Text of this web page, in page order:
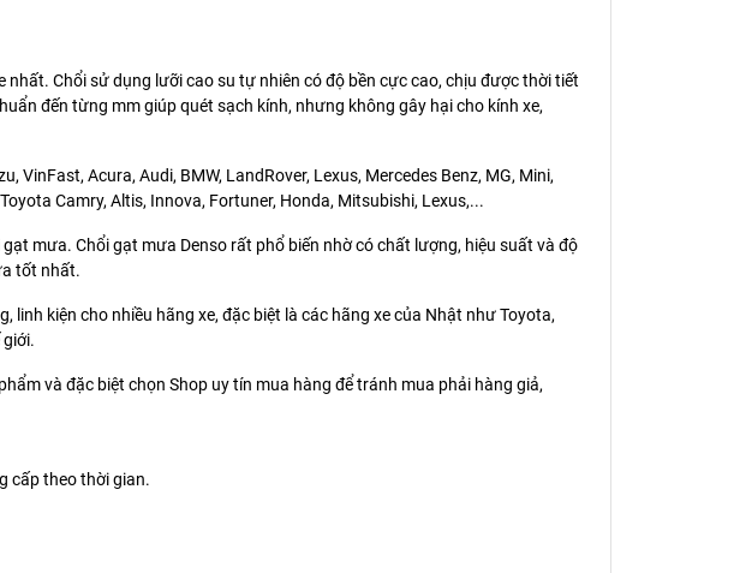
Chổi sử dụng lưỡi cao su tự nhiên có độ bền cực cao, chịu được thời tiết
đến từng mm giúp quét sạch kính, nhưng không gây hại cho kính xe,
VinFast, Acura, Audi, BMW, LandRover, Lexus, Mercedes Benz, MG, Mini,
Camry, Altis, Innova, Fortuner, Honda, Mitsubishi, Lexus,...
mưa. Chổi gạt mưa Denso rất phổ biến nhờ có chất lượng, hiệu suất và độ
tốt nhất.
kiện cho nhiều hãng xe, đặc biệt là các hãng xe của Nhật như Toyota,
và đặc biệt chọn Shop uy tín mua hàng để tránh mua phải hàng giả,
cấp theo thời gian.